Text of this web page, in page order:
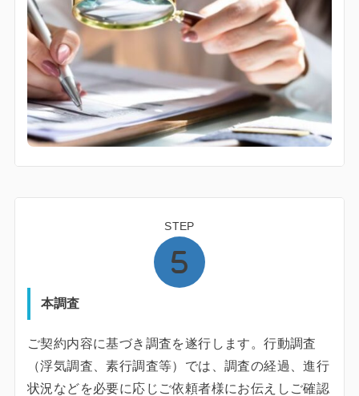
STEP
本調査
ご契約内容に基づき調査を遂行します。行動調査
（浮気調査、素行調査等）では、調査の経過、進行
状況などを必要に応じご依頼者様にお伝えしご確認